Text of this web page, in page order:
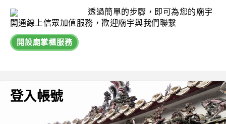
透過簡單的步驟，即可為您的廟宇
開通線上信眾加值服務，歡迎廟宇與我們聯繫
開設廟掌櫃服務
登入帳號